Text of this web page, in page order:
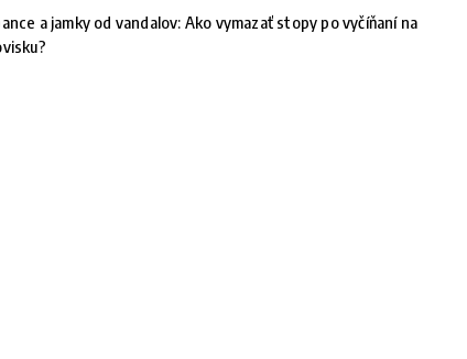
a jamky od vandalov: Ako vymazať stopy po vyčíňaní na